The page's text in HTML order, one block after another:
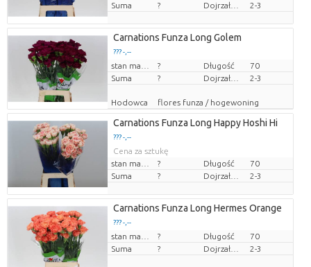
Suma
? 2-3
Carnations Funza Long Golem
??? -,--
Cena za sztukę
? Długość
70
Suma
? 2-3
Hodowca flores funza / hogewoning
Carnations Funza Long Happy Hoshi Hi
??? -,--
Cena za sztukę
? Długość
70
Suma
? 2-3
Carnations Funza Long Hermes Orange
??? -,--
Cena za sztukę
? Długość
70
Suma
? 2-3